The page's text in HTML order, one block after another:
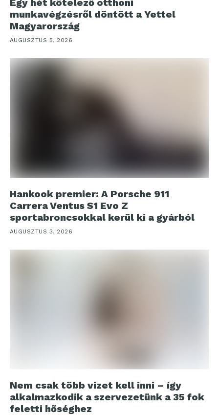
Egy hét kötelező otthoni
munkavégzésről döntött a Yettel
Magyarország
AUGUSZTUS 5, 2026
Hankook premier: A Porsche 911
Carrera Ventus S1 Evo Z
sportabroncsokkal kerül ki a gyárból
AUGUSZTUS 3, 2026
Nem csak több vizet kell inni – így
alkalmazkodik a szervezetünk a 35 fok
feletti hőséghez